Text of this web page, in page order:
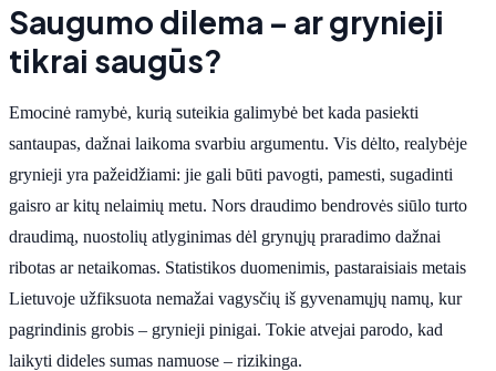
Saugumo dilema – ar grynieji
tikrai saugūs?
Emocinė ramybė, kurią suteikia galimybė bet kada pasiekti
santaupas, dažnai laikoma svarbiu argumentu. Vis dėlto, realybėje
grynieji yra pažeidžiami: jie gali būti pavogti, pamesti, sugadinti
gaisro ar kitų nelaimių metu. Nors draudimo bendrovės siūlo turto
draudimą, nuostolių atlyginimas dėl grynųjų praradimo dažnai
ribotas ar netaikomas. Statistikos duomenimis, pastaraisiais metais
Lietuvoje užfiksuota nemažai vagysčių iš gyvenamųjų namų, kur
pagrindinis grobis – grynieji pinigai. Tokie atvejai parodo, kad
laikyti dideles sumas namuose – rizikinga.